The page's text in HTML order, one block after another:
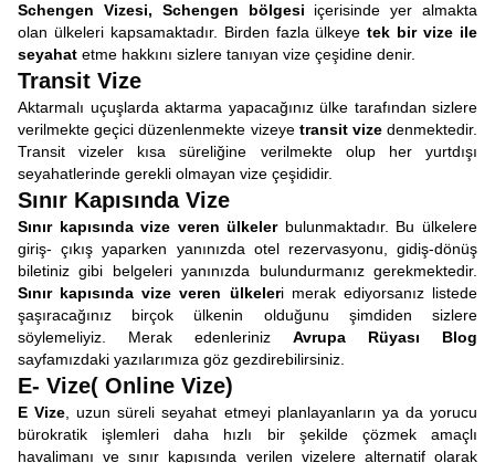
Schengen Vizesi, Schengen bölgesi içerisinde yer almakta
olan ülkeleri kapsamaktadır. Birden fazla ülkeyetek bir vize ile
seyahat etme hakkını sizlere tanıyan vize çeşidine denir.
Transit Vize
Aktarmalı uçuşlarda aktarma yapacağınız ülke tarafından sizlere
verilmekte geçici düzenlenmekte vizeye transit vizedenmektedir.
Transit vizeler kısa süreliğine verilmekte olup her yurtdışı
seyahatlerinde gerekli olmayan vize çeşididir.
Sınır Kapısında Vize
Sınır kapısında vize veren ülkelerbulunmaktadır. Bu ülkelere
giriş- çıkış yaparken yanınızda otel rezervasyonu, gidiş-dönüş
biletiniz gibi belgeleri yanınızda bulundurmanız gerekmektedir.
Sınır kapısında vize veren ülkeleri merak ediyorsanız listede
şaşıracağınız birçok ülkenin olduğunu şimdiden sizlere
söylemeliyiz. Merak edenleriniz Avrupa Rüyası Blog
sayfamızdaki yazılarımıza göz gezdirebilirsiniz.
E- Vize( Online Vize)
E Vize , uzun süreli seyahat etmeyi planlayanların ya da yorucu
bürokratik işlemleri daha hızlı bir şekilde çözmek amaçlı
havalimanı ve sınır kapısında verilen vizelere alternatif olarak